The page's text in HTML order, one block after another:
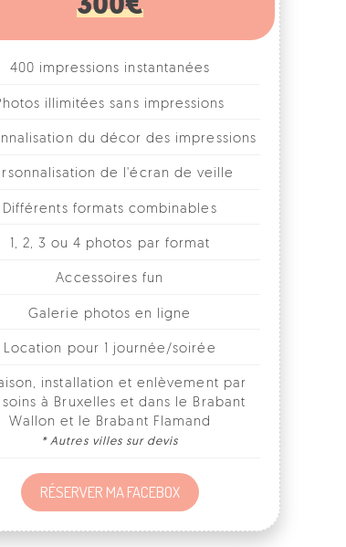
instantanées
illimitées sans impressions
du décor des impressions
de l'écran de veille
formats combinables
3 ou 4 photos par format
Accessoires fun
photos en ligne
pour 1 journée/soirée
et enlèvement par
Bruxelles et dans le Brabant
et le Brabant Flamand
RÉSERVER MA FACEBOX